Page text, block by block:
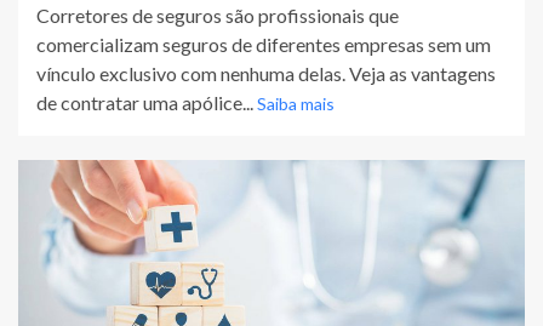
Corretores de seguros são profissionais que
comercializam seguros de diferentes empresas sem um
vínculo exclusivo com nenhuma delas. Veja as vantagens
de contratar uma apólice...Saiba mais